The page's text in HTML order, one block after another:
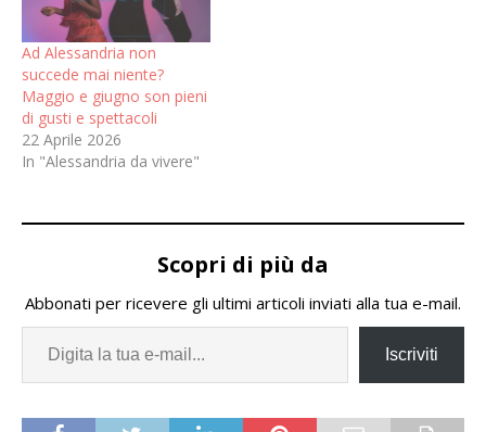
Ad Alessandria non
succede mai niente?
Maggio e giugno son pieni
di gusti e spettacoli
22 Aprile 2026
In "Alessandria da vivere"
Scopri di più da
Abbonati per ricevere gli ultimi articoli inviati alla tua e-mail.
Iscriviti